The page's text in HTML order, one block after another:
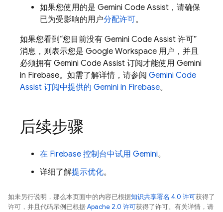
如果您使用的是 Gemini Code Assist ，请确保
已为受影响的用户分配许可。
如果您看到“您目前没有 Gemini Code Assist 许可”
消息，则表示您是 Google Workspace 用户，并且
必须拥有 Gemini Code Assist 订阅才能使用 Gemini
in Firebase。如需了解详情，请参阅 Gemini Code
Assist 订阅中提供的 Gemini in Firebase。
后续步骤
在 Firebase 控制台中试用 Gemini。
详细了解提示优化。
如未另行说明，那么本页面中的内容已根据知识共享署名 4.0 许可获得了
许可，并且代码示例已根据Apache 2.0 许可获得了许可。有关详情，请